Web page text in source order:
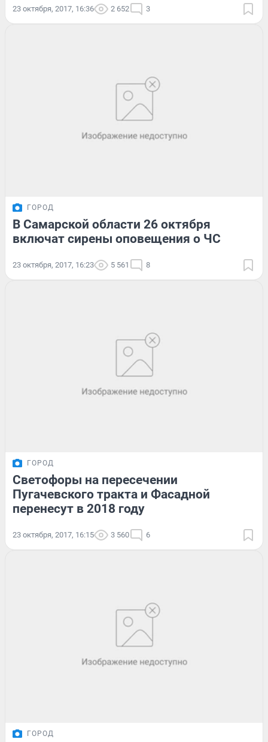
23 октября, 2017, 16:36 2 652 3
ГОРОД
В Самарской области 26 октября
включат сирены оповещения о ЧС
23 октября, 2017, 16:23 5 561 8
ГОРОД
Светофоры на пересечении
Пугачевского тракта и Фасадной
перенесут в 2018 году
23 октября, 2017, 16:15 3 560 6
ГОРОД